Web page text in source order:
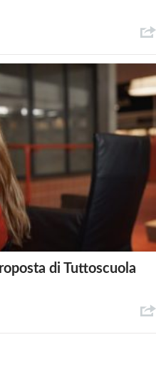
di Tuttoscuola